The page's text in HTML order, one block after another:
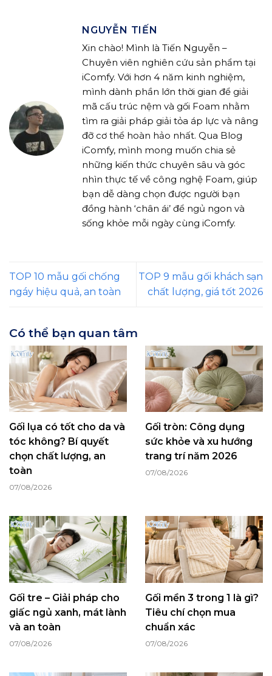
NGUYỄN TIẾN
Xin chào! Mình là Tiến Nguyễn –
Chuyên viên nghiên cứu sản phẩm tại
iComfy. Với hơn 4 năm kinh nghiệm,
mình dành phần lớn thời gian để giải
mã cấu trúc nệm và gối Foam nhằm
tìm ra giải pháp giải tỏa áp lực và nâng
đỡ cơ thể hoàn hảo nhất. Qua Blog
iComfy, mình mong muốn chia sẻ
những kiến thức chuyên sâu và góc
nhìn thực tế về công nghệ Foam, giúp
bạn dễ dàng chọn được người bạn
đồng hành ‘chân ái’ để ngủ ngon và
sống khỏe mỗi ngày cùng iComfy.
TOP 10 mẫu gối chống
ngáy hiệu quả, an toàn
TOP 9 mẫu gối khách sạn
chất lượng, giá tốt 2026
Có thể bạn quan tâm
Gối lụa có tốt cho da và
tóc không? Bí quyết
chọn chất lượng, an
toàn
07/08/2026
Gối tròn: Công dụng
sức khỏe và xu hướng
trang trí năm 2026
07/08/2026
Gối tre – Giải pháp cho
giấc ngủ xanh, mát lành
và an toàn
07/08/2026
Gối mền 3 trong 1 là gì?
Tiêu chí chọn mua
chuẩn xác
07/08/2026